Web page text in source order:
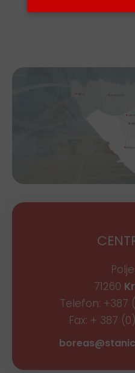
71260
Telefon: +387
Fax: + 387